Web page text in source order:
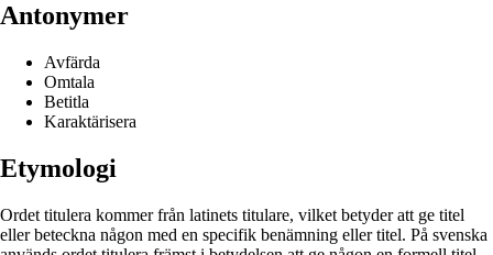
Antonymer
Avfärda
Omtala
Betitla
Karaktärisera
Etymologi
Ordet titulera kommer från latinets titulare, vilket betyder att ge titel
eller beteckna någon med en specifik benämning eller titel. På svenska